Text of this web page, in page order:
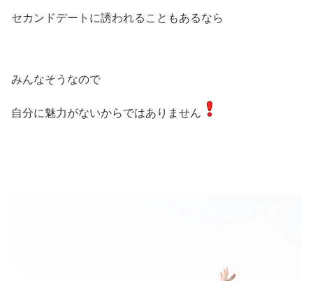
セカンドデートに誘われることもあるなら
みんなそうなので
自分に魅力がないからではありません